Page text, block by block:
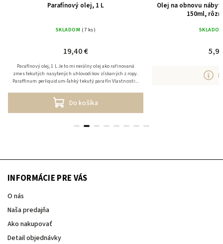
Parafínový olej, 1 L
SKLADOM (7 ks)
19,40 €
Do košíka
Parafínový olej, 1 L Je to minerálny olej ako rafinovaná
zmes tekutých nasytených uhlovodikov získaných z ropy.
Paraffinum perliquidum-ľahký tekutý parafín Vlastnosti:...
Olej na obnovu
150ml,
INFORMÁCIE PRE VÁS
O nás
Naša predajňa
Ako nakupovať
Detail objednávky